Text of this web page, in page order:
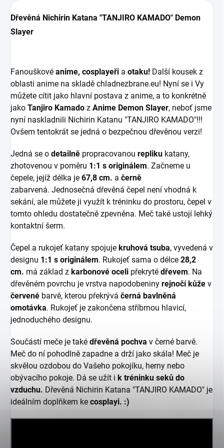
Dřevěná Nichirin Katana "TANJIRO KAMADO" Demon
Slayer
Fanouškové anime, cosplayeři a otaku! Další kousek z
oblasti anime na skladě chladnezbrane.eu! Nyní se i Vy
můžete cítit jako hlavní postava z anime, a to konkrétně
jako Tanjiro Kamado z Anime Demon Slayer, neboť jsme
nyní naskladnili Nichirin Katanu "TANJIRO KAMADO"!!!
Ovšem tentokrát se jedná o bezpečnou dřevěnou verzi!
Jedná se o detailně propracovanou repliku katany,
zhotovenou v poměru 1:1 s originálem. Začneme u
čepele, jejíž délka je 67,8 cm. a černě
zabarvená. Jednosečná dřevěná čepel není vhodná k
sekání, ale můžete ji využít k tréninku do prostoru, čepel v
tomto ohledu dostatečně zpevněna. Meč také ustojí lehký
kontaktní šerm.
Čepel a rukojeť katany spojuje kruhová tsuba, vyvedená v
designu 1:1 s originálem. Rukojeť sama o délce 28,2
cm. má základ z karbonové oceli překryté dřevem. Na
dřevěném povrchu je vrstva napodobeniny rejnočí kůže v
červené barvě, kterou překrývá černá bavlněná
omotávka. Rukojeť je zakončena stříbrnou hlavicí,
jednoduchého designu.
Součástí meče je také dřevěná pochva v černé barvě.
Meč do ní pohodlně zapadne a drží jako skála! Meč je
skvělou ozdobou do Vašeho pokojíku, herny nebo
obývacího pokoje. Dá se užít i k tréninku seků do
vzduchu. Dřevěná Nichirin Katana "TANJIRO KAMADO" je
ideálním doplňkem ke cosplayi. :)